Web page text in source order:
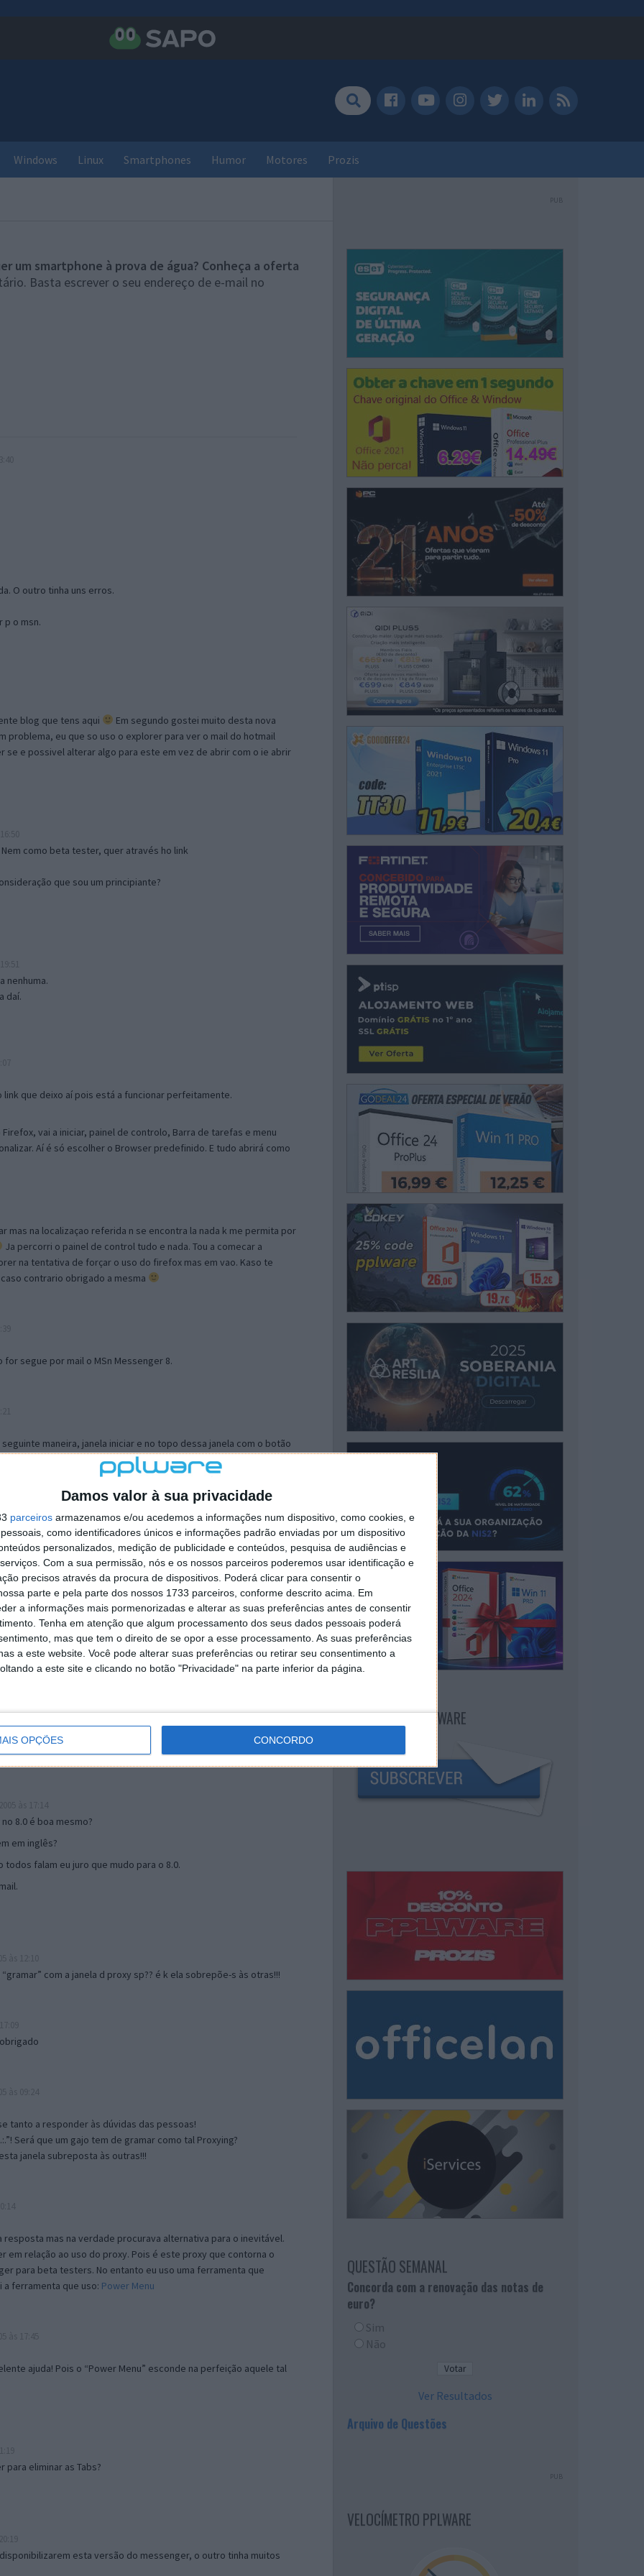
Damos valor à sua privacidade
parceiros armazenamos e/ou acedemos a informações num dispositivo, como cookies, e
como identificadores únicos e informações padrão enviadas por um dispositivo
personalizados, medição de publicidade e conteúdos, pesquisa de audiências e
Com a sua permissão, nós e os nossos parceiros poderemos usar identificação e
precisos através da procura de dispositivos. Poderá clicar para consentir o
parte e pela parte dos nossos 1733 parceiros, conforme descrito acima. Em
a informações mais pormenorizadas e alterar as suas preferências antes de consentir
Tenha em atenção que algum processamento dos seus dados pessoais poderá
mas que tem o direito de se opor a esse processamento. As suas preferências
a este website. Você pode alterar suas preferências ou retirar seu consentimento a
a este site e clicando no botão "Privacidade" na parte inferior da página.
OPÇÕES CONCORDO
Windows Linux Smartphones Humor Motores Prozis
um smartphone à prova de água? Conheça a oferta
Basta escrever o seu endereço de e-mail no
O outro tinha uns erros.
p o msn.
blog que tens aqui
Em segundo gostei muito desta nova
problema, eu que so uso o explorer para ver o mail do hotmail
se e possivel alterar algo para este em vez de abrir com o ie abrir
como beta tester, quer através ho link
que sou um principiante?
nenhuma.
daí.
que deixo aí pois está a funcionar perfeitamente.
vai a iniciar, painel de controlo, Barra de tarefas e menu
Aí é só escolher o Browser predefinido. E tudo abrirá como
mas na localizaçao referida n se encontra la nada k me permita por
Ja percorri o painel de control tudo e nada. Tou a comecar a
na tentativa de forçar o uso do firefox mas em vao. Kaso te
contrario obrigado a mesma
for segue por mail o MSn Messenger 8.
maneira, janela iniciar e no topo dessa janela com o botão
separador Menu ‘Iniciar’ clica no botão ‘Personalizar’ aí
escolheres o Browser com que queres navegar e o gestor de
ao teu Firefox e nas ferramentas ou tools escolhes ‘Opções’ ou
e logo perto do fim encontras um local para colocares um visto
é o browser predefinido.
mail algum.
17:00
8.0 é boa mesmo?
em inglês?
falam eu juro que mudo para o 8.0.
com a janela d proxy sp?? é k ela sobrepõe-s às otras!!!
tanto a responder às dúvidas das pessoas!
Será que um gajo tem de gramar como tal Proxying?
janela subreposta às outras!!!
mas na verdade procurava alternativa para o inevitável.
em relação ao uso do proxy. Pois é este proxy que contorna o
para beta testers. No entanto eu uso uma ferramenta que
ferramenta que uso: Power Menu
ajuda! Pois o “Power Menu” esconde na perfeição aquele tal
para eliminar as Tabs?
esta versão do messenger, o outro tinha muitos
PUB
NEWSLETTER PPLWARE
QUESTÃO SEMANAL
Concorda com a renovação das notas de
euro?
Sim
Não
Ver Resultados
Arquivo de Questões
PUB
VELOCÍMETRO PPLWARE